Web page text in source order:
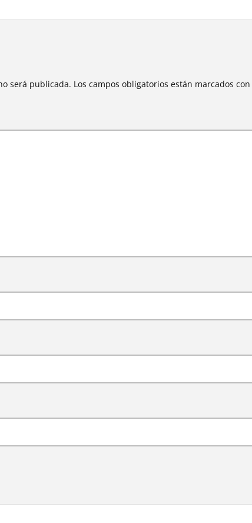
será publicada. Los campos obligatorios están marcados con